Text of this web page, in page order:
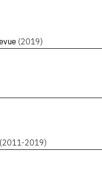
(2019)
(2011-2019)